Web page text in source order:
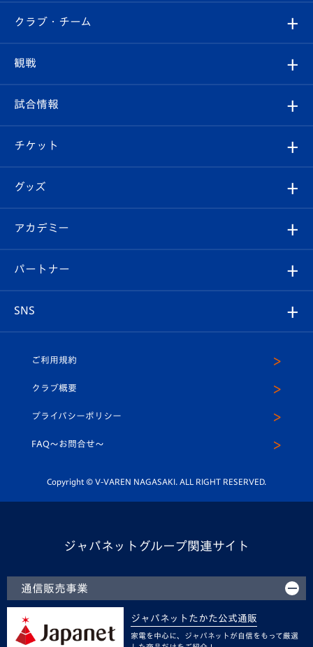
すべて
クラブ
試合情報
チケット
イベント
メディア
ホームタウン
クラブ・チーム
クラブ概要
エンブレム紹介
スタッフプロフィール
マスコット紹介
平和祈念活動
ホームタウン活動
観戦
観戦ルール
はじめての観戦ガイド
Revive Team
ヴィヴィくんの長崎おもてなしガイド
試合情報
試合日程/結果
フォトギャラリー
スタジアムグルメ
チケット
チケット
V-LOVERS（ファンクラブ）
プレイヤーズスイート
グッズ
オンラインショップ
店舗情報
アカデミー
育成からのお知らせ
U-18
スクール
パートナー
SNS
ヴィヴィくんインスタグラム
公式LINE＠
ご利用規約
クラブ概要
プライバシーポリシー
FAQ〜お問合せ〜
Copyright © V-VAREN NAGASAKI. ALL RIGHT RESERVED.
ジャパネットグループ関連サイト
通信販売事業
ジャパネットたかた公式通販
家電を中心に、ジャパネットが自信をもって厳選